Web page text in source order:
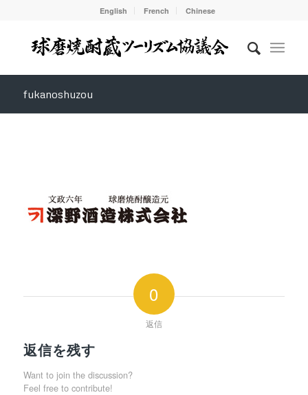
English French Chinese
fukanoshuzou
0
返信
返信を残す
Want to join the discussion?
Feel free to contribute!